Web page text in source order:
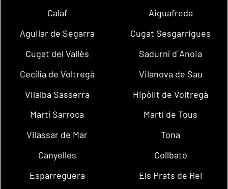
Calaf
Aiguafreda
Aguilar de Segarra
Cugat Sesgarrigues
Cugat del Vallès
Sadurní d´Anoia
Cecília de Voltregà
Vilanova de Sau
Vilalba Sasserra
Hipòlit de Voltregà
Martí Sarroca
Martí de Tous
Vilassar de Mar
Tona
Canyelles
Collbató
Esparreguera
Els Prats de Rei